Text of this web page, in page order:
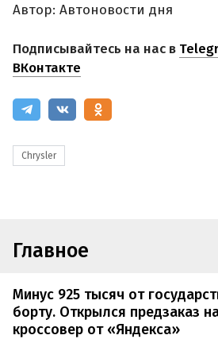
Автор: Автоновости дня
Подписывайтесь на нас в
ВКонтакте
Chrysler
Главное
Минус 925 тысяч от
борту. Открылся предзаказ
кроссовер от «Яндекса»